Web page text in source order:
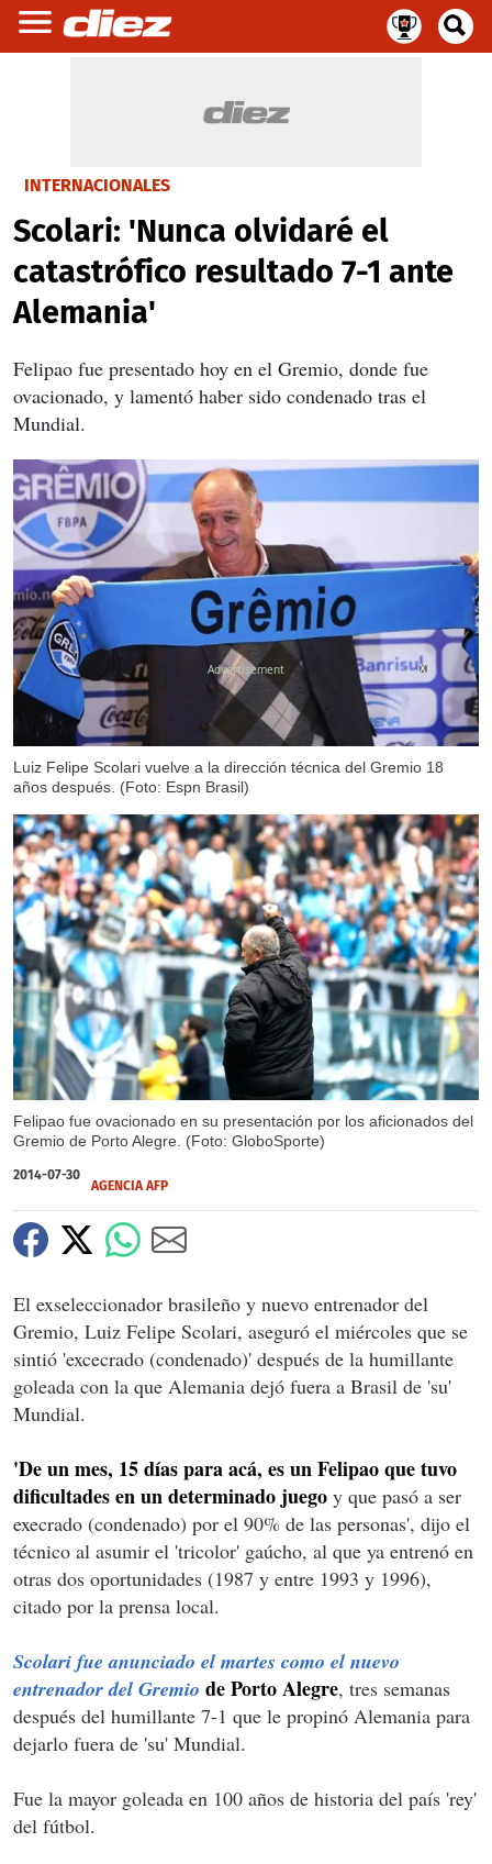
INTERNACIONALES
Scolari: 'Nunca olvidaré el
catastrófico resultado 7-1 ante
Alemania'
Felipao fue presentado hoy en el Gremio, donde fue
ovacionado, y lamentó haber sido condenado tras el
Mundial.
Luiz Felipe Scolari vuelve a la dirección técnica del Gremio 18
años después. (Foto: Espn Brasil)
Felipao fue ovacionado en su presentación por los aficionados del
Gremio de Porto Alegre. (Foto: GloboSporte)
X
2014-07-30
AGENCIA AFP
El exseleccionador brasileño y nuevo entrenador del
Gremio, Luiz Felipe Scolari, aseguró el miércoles que se
sintió 'excecrado (condenado)' después de la humillante
goleada con la que Alemania dejó fuera a Brasil de 'su'
Mundial.
'De un mes, 15 días para acá, es un Felipao que tuvo
dificultades en un determinado juego y que pasó a ser
execrado (condenado) por el 90% de las personas', dijo el
técnico al asumir el 'tricolor' gaúcho, al que ya entrenó en
otras dos oportunidades (1987 y entre 1993 y 1996),
citado por la prensa local.
Scolari fue anunciado el martes como el nuevo
entrenador del Gremio de Porto Alegre, tres semanas
después del humillante 7-1 que le propinó Alemania para
dejarlo fuera de 'su' Mundial.
Fue la mayor goleada en 100 años de historia del país 'rey'
del fútbol.